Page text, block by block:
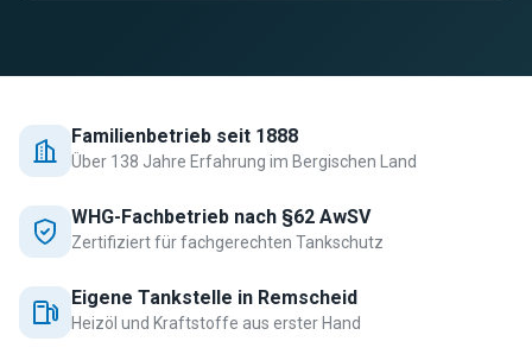
Familienbetrieb seit 1888
Über 138 Jahre Erfahrung im Bergischen Land
WHG-Fachbetrieb nach §62 AwSV
Zertifiziert für fachgerechten Tankschutz
Eigene Tankstelle in Remscheid
Heizöl und Kraftstoffe aus erster Hand